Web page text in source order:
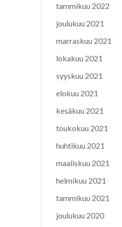
tammikuu 2022
joulukuu 2021
marraskuu 2021
lokakuu 2021
syyskuu 2021
elokuu 2021
kesäkuu 2021
toukokuu 2021
huhtikuu 2021
maaliskuu 2021
helmikuu 2021
tammikuu 2021
joulukuu 2020